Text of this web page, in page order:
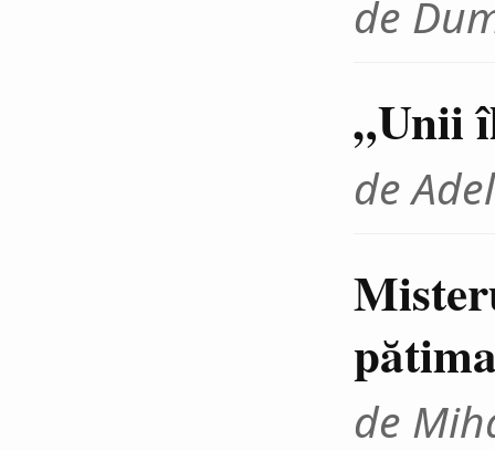
de
„Unii
de
de